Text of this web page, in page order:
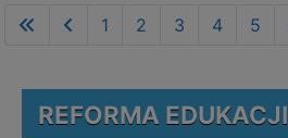
1 2 3 4 5
REFORMA EDUKACJI